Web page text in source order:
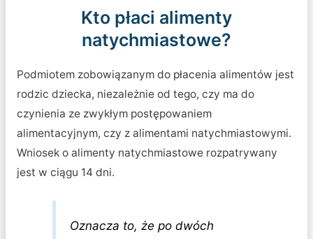
Kto płaci alimenty
natychmiastowe?
Podmiotem zobowiązanym do płacenia alimentów jest
rodzic dziecka, niezależnie od tego, czy ma do
czynienia ze zwykłym postępowaniem
alimentacyjnym, czy z alimentami natychmiastowymi.
Wniosek o alimenty natychmiastowe rozpatrywany
jest w ciągu 14 dni.
Oznacza to, że po dwóch